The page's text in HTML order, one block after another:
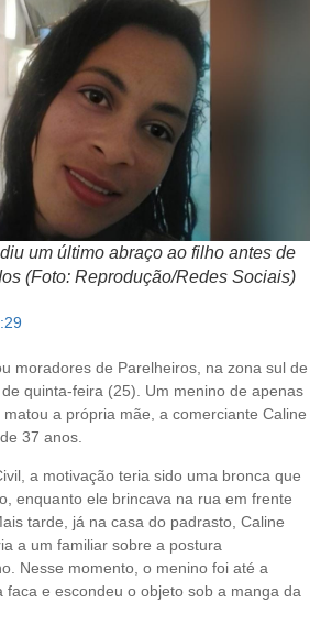
um último abraço ao filho antes de
(Foto: Reprodução/Redes Sociais)
moradores de Parelheiros, na zona sul de
quinta-feira (25). Um menino de apenas
a própria mãe, a comerciante Caline
37 anos.
a motivação teria sido uma bronca que
enquanto ele brincava na rua em frente
tarde, já na casa do padrasto, Caline
a um familiar sobre a postura
Nesse momento, o menino foi até a
faca e escondeu o objeto sob a manga da